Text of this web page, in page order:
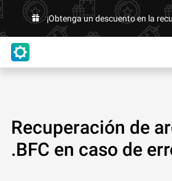
¡Obtenga un descuento en la
Recuperación de
.BFC en caso de